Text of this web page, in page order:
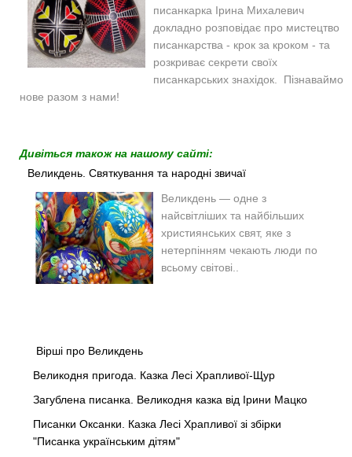
писанкарка Ірина Михалевич
докладно розповідає про мистецтво
писанкарства - крок за кроком - та
розкриває секрети своїх
писанкарських знахідок. Пізнаваймо
нове разом з нами!
Дивіться також на нашому сайті:
Великдень. Святкування та народні звичаї
Великдень — одне з
найсвітліших та найбільших
християнських свят, яке з
нетерпінням чекають люди по
всьому світові..
Вірші про Великдень
Великодня пригода. Казка Лесі Храпливої-Щур
Загублена писанка. Великодня казка від Ірини Мацко
Писанки Оксанки. Казка Лесі Храпливої зі збірки
"Писанка українським дітям"